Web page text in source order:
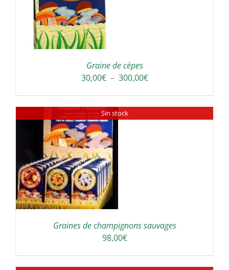
Graine de cèpes
30,00€ – 300,00€Plage
Sin stock
Graines de champignons sauvages
98,00€